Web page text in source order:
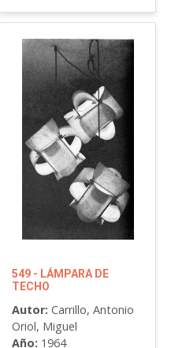
549 - LÁMPARA DE
TECHO
Autor: Carrillo, Antonio
Oriol, Miguel
Año: 1964